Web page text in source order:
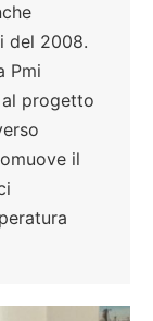
del 2008.
Pmi
progetto
il